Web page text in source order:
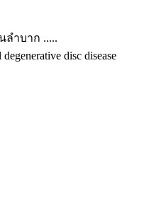
ลำบาก .....
disc disease